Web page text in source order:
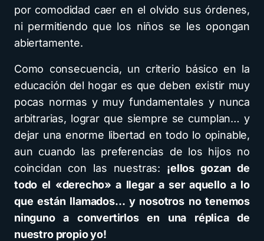
por comodidad caer en el olvido sus órdenes,
ni permitiendo que los niños se les opongan
abiertamente.
Como consecuencia, un criterio básico en la
educación del hogar es que deben existir muy
pocas normas y muy fundamentales y nunca
arbitrarias, lograr que siempre se cumplan… y
dejar una enorme libertad en todo lo opinable,
aun cuando las preferencias de los hijos no
coincidan con las nuestras: ¡ellos gozan de
todo el «derecho» a llegar a ser aquello a lo
que están llamados… y nosotros no tenemos
ninguno a convertirlos en una réplica de
nuestro propio yo!